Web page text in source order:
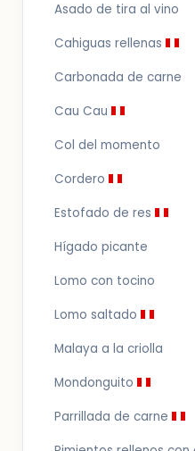
Asado de tira al vino
Cahiguas rellenas
Carbonada de carne
Cau Cau
Col del momento
Cordero
Estofado de res
Hígado picante
Lomo con tocino
Lomo saltado
Malaya a la criolla
Mondonguito
Parrillada de carne